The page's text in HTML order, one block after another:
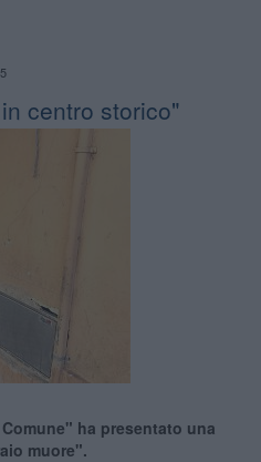
centro storico"
ha presentato una
muore".